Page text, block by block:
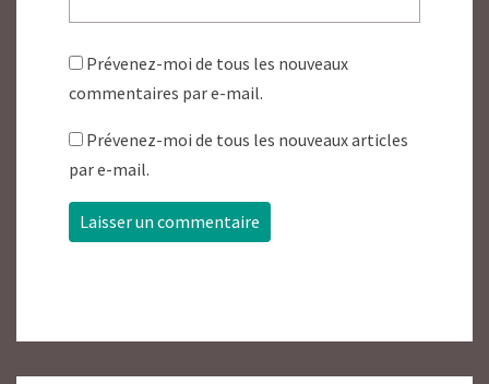
Prévenez-moi de tous les nouveaux
commentaires par e-mail.
Prévenez-moi de tous les nouveaux articles
par e-mail.